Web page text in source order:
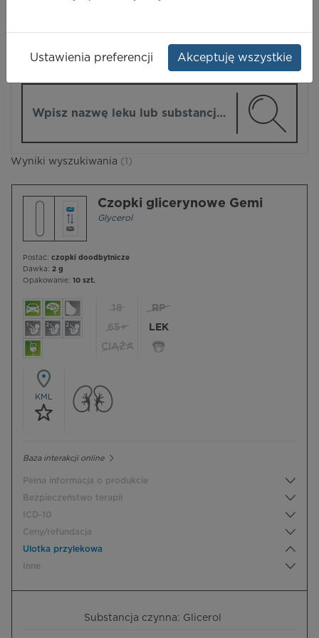
Wyniki wyszukiwania (1)
Czopki glicerynowe Gemi
Glycerol
Postać: czopki doodbytnicze
Dawka: 2 g
Opakowanie: 10 szt.
18
65+
CIĄŻA
RP
LEK
KML
Baza interakcji online
Pełna informacja o produkcie
Bezpieczeństwo terapii
ICD-10
Ceny/refundacja
Ulotka przylekowa
Inne
Substancja czynna: Glicerol
Ustawienia preferencji Akceptuję wszystkie